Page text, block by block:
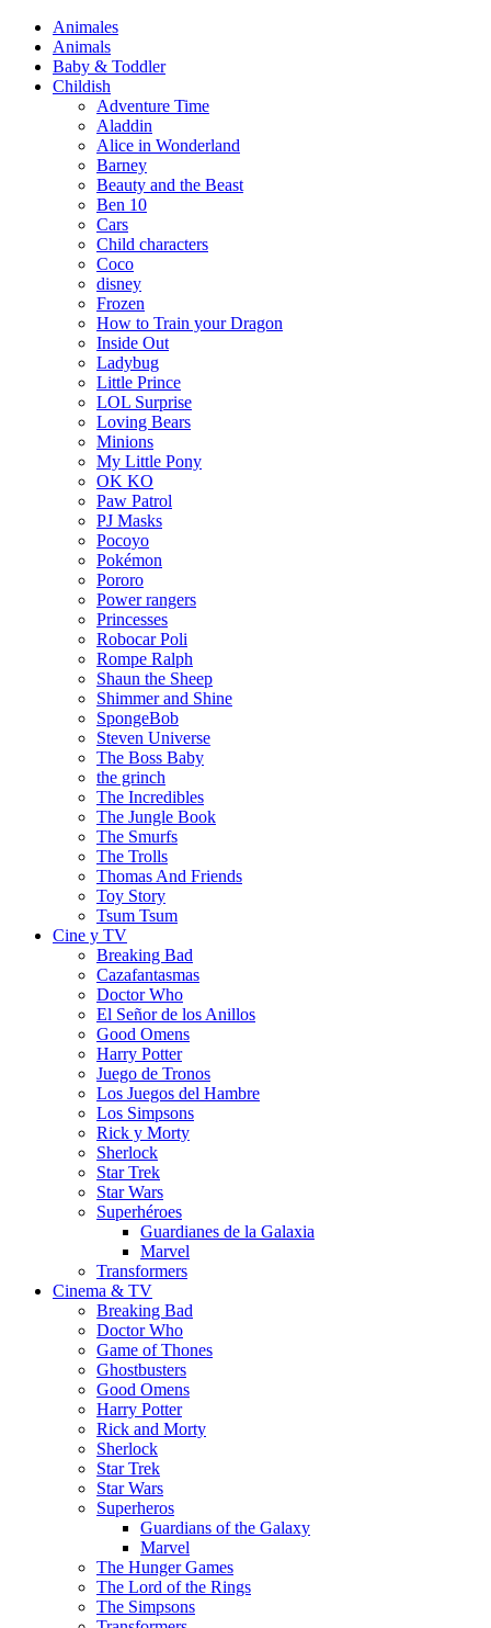
Animales
Animals
Baby & Toddler
Childish
Adventure Time
Aladdin
Alice in Wonderland
Barney
Beauty and the Beast
Ben 10
Cars
Child characters
Coco
disney
Frozen
How to Train your Dragon
Inside Out
Ladybug
Little Prince
LOL Surprise
Loving Bears
Minions
My Little Pony
OK KO
Paw Patrol
PJ Masks
Pocoyo
Pokémon
Pororo
Power rangers
Princesses
Robocar Poli
Rompe Ralph
Shaun the Sheep
Shimmer and Shine
SpongeBob
Steven Universe
The Boss Baby
the grinch
The Incredibles
The Jungle Book
The Smurfs
The Trolls
Thomas And Friends
Toy Story
Tsum Tsum
Cine y TV
Breaking Bad
Cazafantasmas
Doctor Who
El Señor de los Anillos
Good Omens
Harry Potter
Juego de Tronos
Los Juegos del Hambre
Los Simpsons
Rick y Morty
Sherlock
Star Trek
Star Wars
Superhéroes
Guardianes de la Galaxia
Marvel
Transformers
Cinema & TV
Breaking Bad
Doctor Who
Game of Thones
Ghostbusters
Good Omens
Harry Potter
Rick and Morty
Sherlock
Star Trek
Star Wars
Superheros
Guardians of the Galaxy
Marvel
The Hunger Games
The Lord of the Rings
The Simpsons